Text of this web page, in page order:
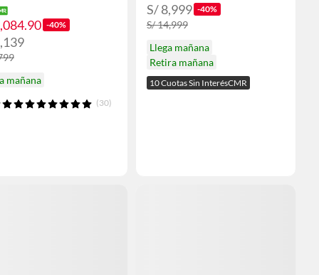
-40%
mañana
(30)
S/ 8,999 -40%
S/ 14,999
Llega mañana
Retira mañana
10 Cuotas Sin InterésCMR